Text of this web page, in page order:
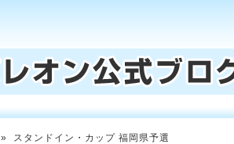
» スタンドイン・カップ 福岡県予選